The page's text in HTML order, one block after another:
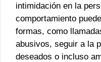
intimidación en la
comportamiento
formas, como
abusivos, seguir a la
deseados o incluso